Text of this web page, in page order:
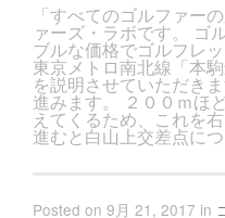
「すべてのゴルファー
ァーズ・ラボです。 ゴ
ブルな価格でゴルフレ
東京メトロ南北線「本
を説明させていただき
進みます。 ２００ｍほ
えてくるため、これを
進むと白山上交差点に
Posted on 9月 21, 2017 in